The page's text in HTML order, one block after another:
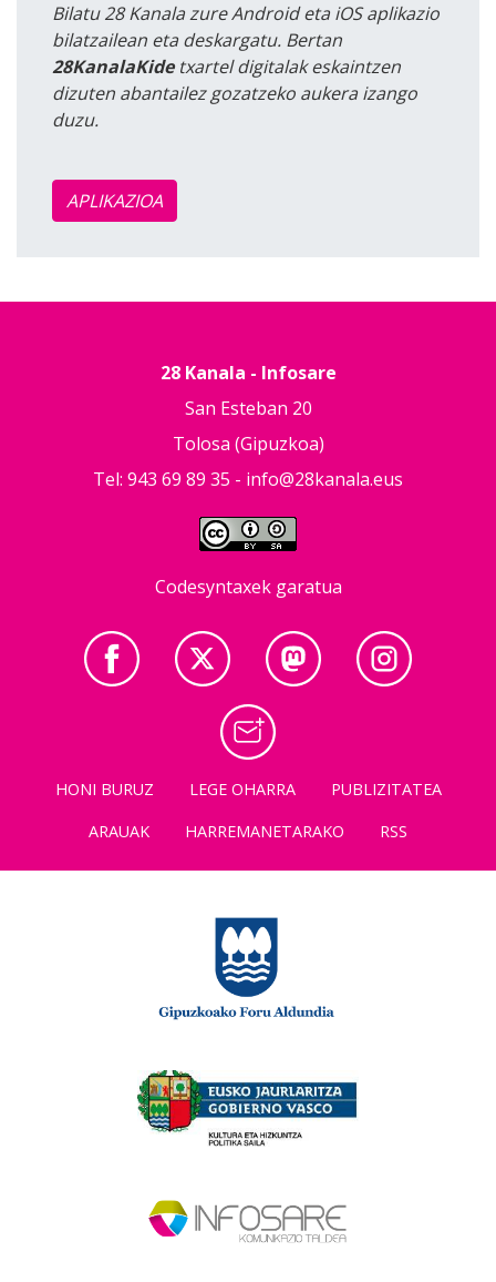
Bilatu 28 Kanala zure Android eta iOS aplikazio
bilatzailean eta deskargatu. Bertan
28KanalaKidetxartel digitalak eskaintzen
dizuten abantailez gozatzeko aukera izango
duzu.
APLIKAZIOA
28 Kanala - Infosare
San Esteban 20
Tolosa (Gipuzkoa)
Tel: 943 69 89 35 - info@28kanala.eus
Codesyntaxek garatua
HONI BURUZ LEGE OHARRA
PUBLIZITATEA
ARAUAK
HARREMANETARAKO RSS